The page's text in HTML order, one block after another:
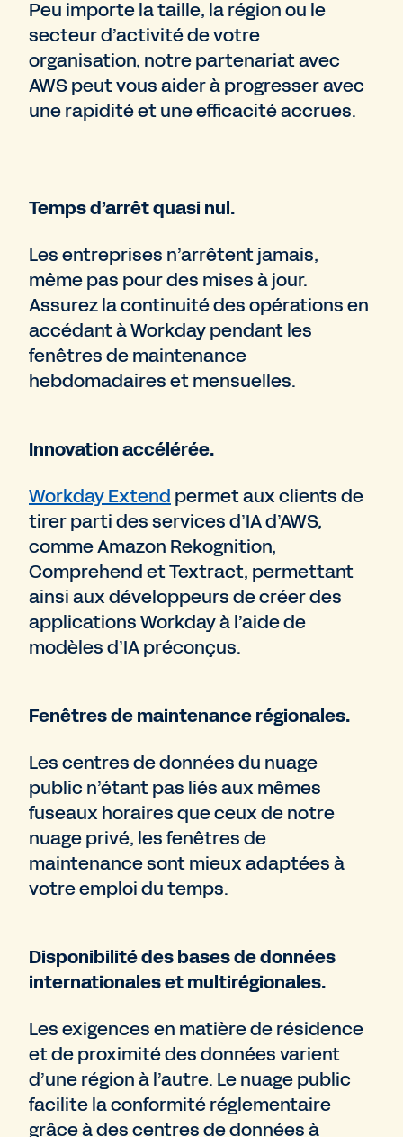
Peu importe la taille, la région ou le
secteur d’activité de votre
organisation, notre partenariat avec
AWS peut vous aider à progresser avec
une rapidité et une efficacité accrues.
Temps d’arrêt quasi nul.
Les entreprises n’arrêtent jamais,
même pas pour des mises à jour.
Assurez la continuité des opérations en
accédant à Workday pendant les
fenêtres de maintenance
hebdomadaires et mensuelles.
Innovation accélérée.
Workday Extend permet aux clients de
tirer parti des services d’IA d’AWS,
comme Amazon Rekognition,
Comprehend et Textract, permettant
ainsi aux développeurs de créer des
applications Workday à l’aide de
modèles d’IA préconçus.
Fenêtres de maintenance régionales.
Les centres de données du nuage
public n’étant pas liés aux mêmes
fuseaux horaires que ceux de notre
nuage privé, les fenêtres de
maintenance sont mieux adaptées à
votre emploi du temps.
Disponibilité des bases de données
internationales et multirégionales.
Les exigences en matière de résidence
et de proximité des données varient
d’une région à l’autre. Le nuage public
facilite la conformité réglementaire
grâce à des centres de données à